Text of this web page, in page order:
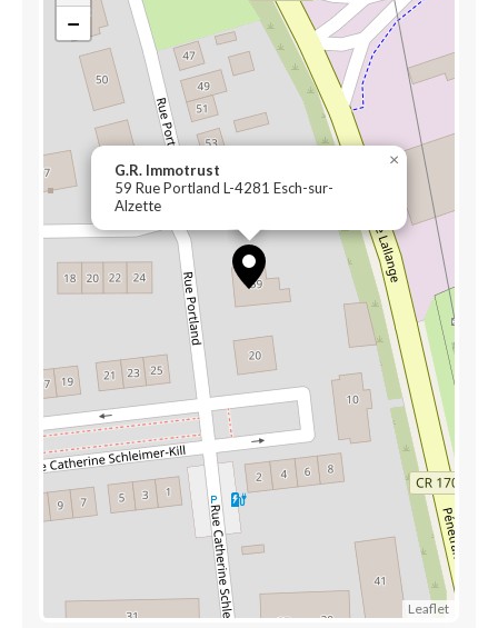
G.R. Immotrust
59 Rue Portland L-4281 Esch-sur-
Alzette
×
−
Leaflet